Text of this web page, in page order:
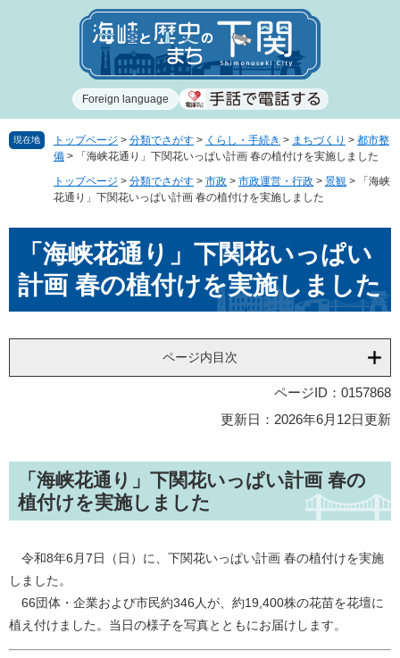
で
ば
Foreign language
現在地 トップページ > 分類でさがす > くらし・手続き > まちづくり > 都市整
備 >
「海峡花通り」下関花いっぱい計画 春の植付けを実施しました
トップページ > 分類でさがす > 市政 > 市政運営・行政 > 景観 >
「海峡
花通り」下関花いっぱい計画 春の植付けを実施しました
「海峡花通り」下関花いっぱい
計画 春の植付けを実施しました
ページ内目次
ページID：0157868
更新日：2026年6月12日更新
「海峡花通り」下関花いっぱい計画 春の
植付けを実施しました
令和8年6月7日（日）に、下関花いっぱい計画 春の植付けを実施
しました。
66団体・企業および市民約346人が、約19,400株の花苗を花壇に
植え付けました。当日の様子を写真とともにお届けします。